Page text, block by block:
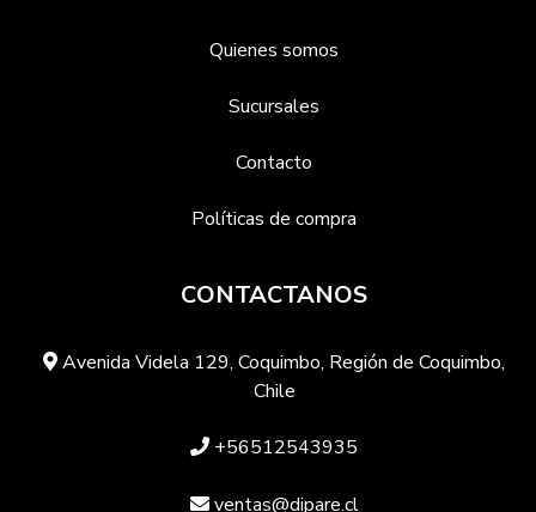
Quienes somos
Sucursales
Contacto
Políticas de compra
CONTACTANOS
Avenida Videla 129, Coquimbo, Región de Coquimbo,
Chile
+56512543935
ventas@dipare.cl